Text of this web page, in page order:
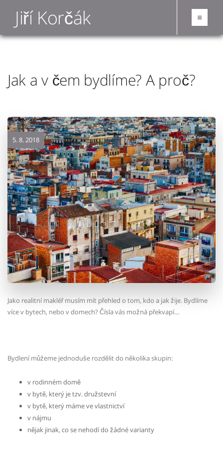
Jiří Korčák
Jak a v čem bydlíme? A proč?
5. 8. 2018
Jako realitní makléř musím mít přehled o tom, kdo a jak žije. Bydlíme
více v bytech, nebo v domech? Čísla vás možná překvapí…
Bydlení můžeme jednoduše rozdělit do několika skupin:
v rodinném domě
v bytě, který je tzv. družstevní
v bytě, který máme ve vlastnictví
v nájmu
nějak jinak, co se nehodí do žádné varianty